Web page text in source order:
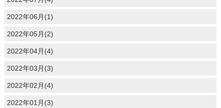
2022年06月(1)
2022年05月(2)
2022年04月(4)
2022年03月(3)
2022年02月(4)
2022年01月(3)